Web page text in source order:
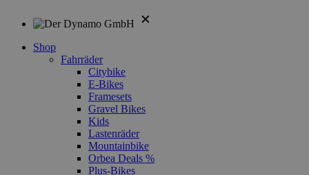
Shop
Fahrräder
Citybike
E-Bikes
Framesets
Gravel Bikes
Kids
Lastenräder
Mountainbike
Orbea Deals %
Plus-Bikes